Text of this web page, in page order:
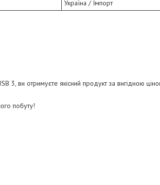
Україна / Імпорт
ви отримуєте якісний продукт за вигідною
побуту!